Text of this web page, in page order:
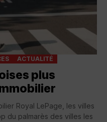
ACTUALITÉ
plus
Royal LePage, les villes
du palmarès des villes les